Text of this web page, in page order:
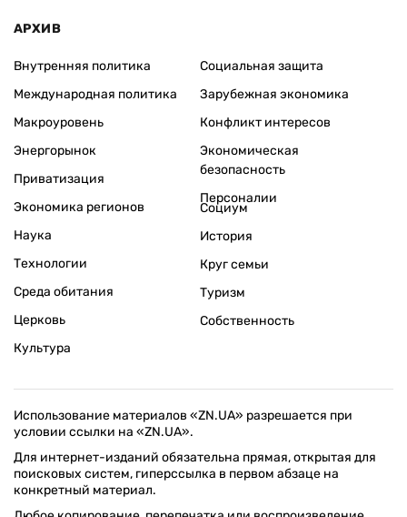
АРХИВ
Внутренняя политика
Международная политика
Макроуровень
Энергорынок
Приватизация
Экономика регионов
Социальная защита
Зарубежная экономика
Конфликт интересов
Экономическая
безопасность
Персоналии
Наука
Технологии
Среда обитания
Церковь
Культура
Социум
История
Круг семьи
Туризм
Собственность
Использование материалов «ZN.UA» разрешается при
условии ссылки на «ZN.UA».
Для интернет-изданий обязательна прямая, открытая для
поисковых систем, гиперссылка в первом абзаце на
конкретный материал.